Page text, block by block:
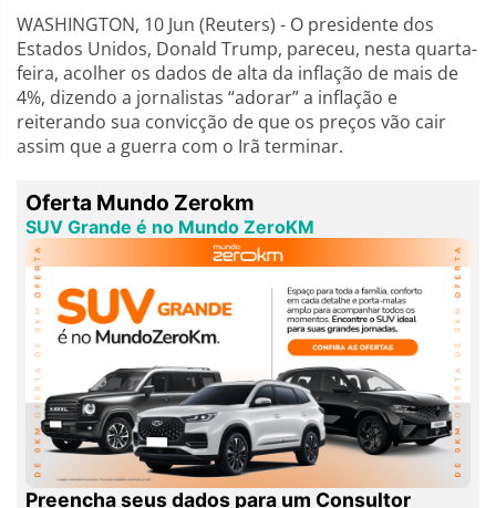
WASHINGTON, 10 Jun (Reuters) - O presidente dos
Estados Unidos, Donald Trump, pareceu, nesta quarta-
feira, acolher os dados de alta da inflação de mais de
4%, dizendo a jornalistas “adorar” a inflação e
reiterando sua convicção de que os preços vão cair
assim que a guerra com o Irã terminar.